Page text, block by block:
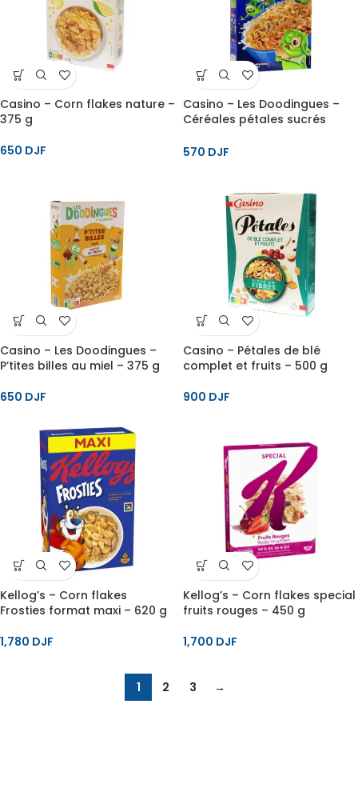
Casino – Corn flakes nature –
375 g
650 DJF
Casino – Les Doodingues –
Céréales pétales sucrés
570 DJF
Casino – Les Doodingues –
P’tites billes au miel – 375 g
650 DJF
Casino – Pétales de blé
complet et fruits – 500 g
900 DJF
Kellog’s – Corn flakes
Frosties format maxi – 620 g
1,780 DJF
Kellog’s – Corn flakes special
fruits rouges – 450 g
1,700 DJF
1 2 3 →